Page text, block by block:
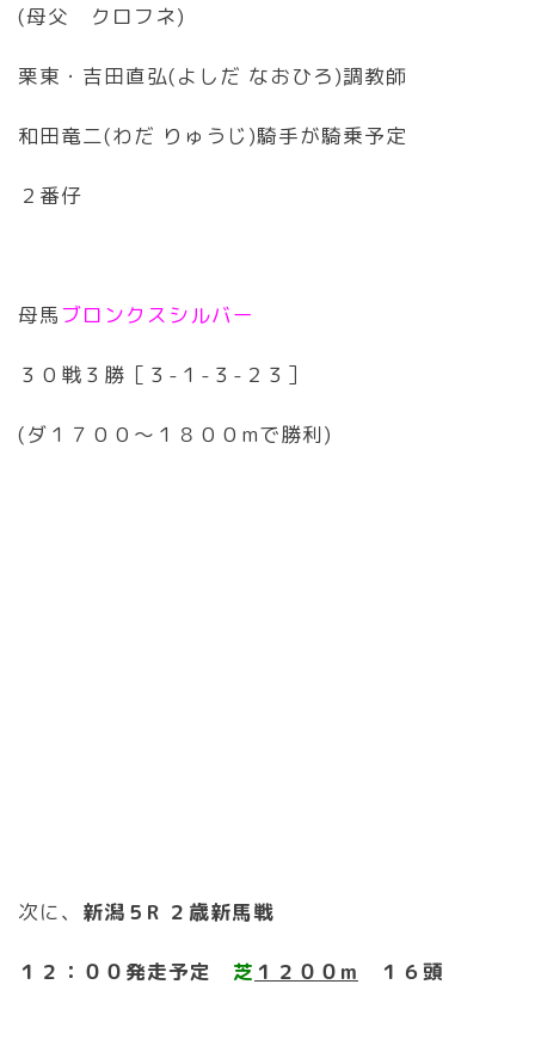
(母父 クロフネ)
栗東・吉田直弘(よしだ なおひろ)調教師
和田竜二(わだ りゅうじ)騎手が騎乗予定
２番仔
母馬ブロンクスシルバー
３０戦３勝［３-１-３-２３］
(ダ１７００〜１８００mで勝利)
次に、 新潟５R ２歳新馬戦
１２：００発走予定 芝 １２００m １６頭